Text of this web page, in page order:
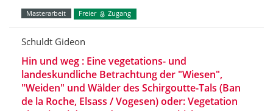
Masterarbeit Freier Zugang
Schuldt Gideon
Hin und weg : Eine vegetations- und
landeskundliche Betrachtung der "Wiesen",
"Weiden" und Wälder des Schirgoutte-Tals (Ban
de la Roche, Elsass / Vogesen) oder: Vegetation